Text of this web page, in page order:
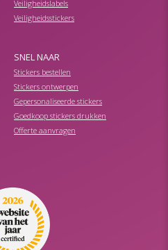
Veiligheidslabels
Veiligheidsstickers
SNEL NAAR
Stickers bestellen
Stickers ontwerpen
Gepersonaliseerde stickers
Goedkoop stickers drukken
Offerte aanvragen